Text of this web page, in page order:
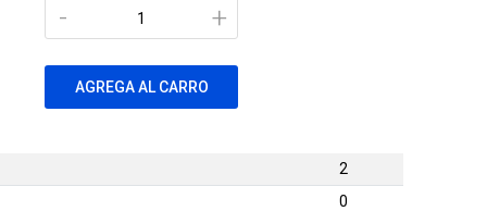
+
-
AGREGA AL CARRO
2
0